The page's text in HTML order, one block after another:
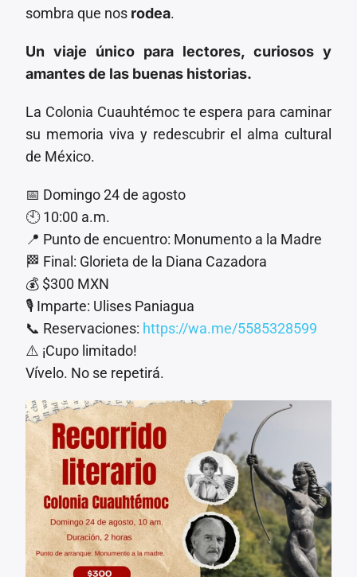
sombra que nos rodea.
Un viaje único para lectores, curiosos y
amantes de las buenas historias.
La Colonia Cuauhtémoc te espera para caminar
su memoria viva y redescubrir el alma cultural
de México.
📅 Domingo 24 de agosto
🕙 10:00 a.m.
📍 Punto de encuentro: Monumento a la Madre
🏁 Final: Glorieta de la Diana Cazadora
💰 $300 MXN
🎙️ Imparte: Ulises Paniagua
📞 Reservaciones: https://wa.me/5585328599
⚠️ ¡Cupo limitado!
Vívelo. No se repetirá.